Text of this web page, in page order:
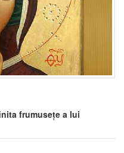
frumusețe a lui